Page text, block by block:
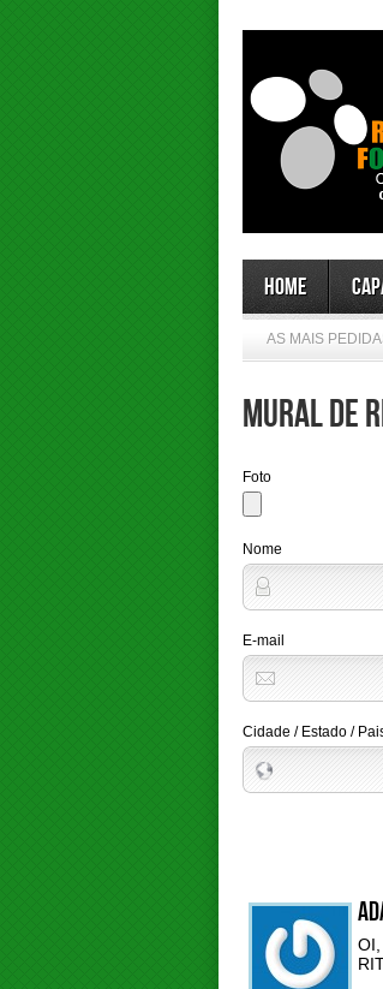
Home
AS MAIS
Mural de
Foto
Nome
E-mail
Cidade / Estado /